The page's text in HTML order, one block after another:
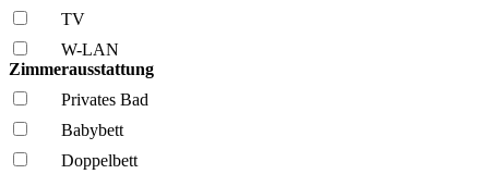
TV
W-LAN
Zimmerausstattung
Privates Bad
Babybett
Doppelbett